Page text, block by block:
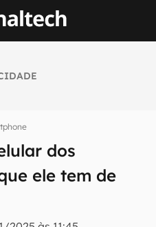
dos
ele tem de
em primeira